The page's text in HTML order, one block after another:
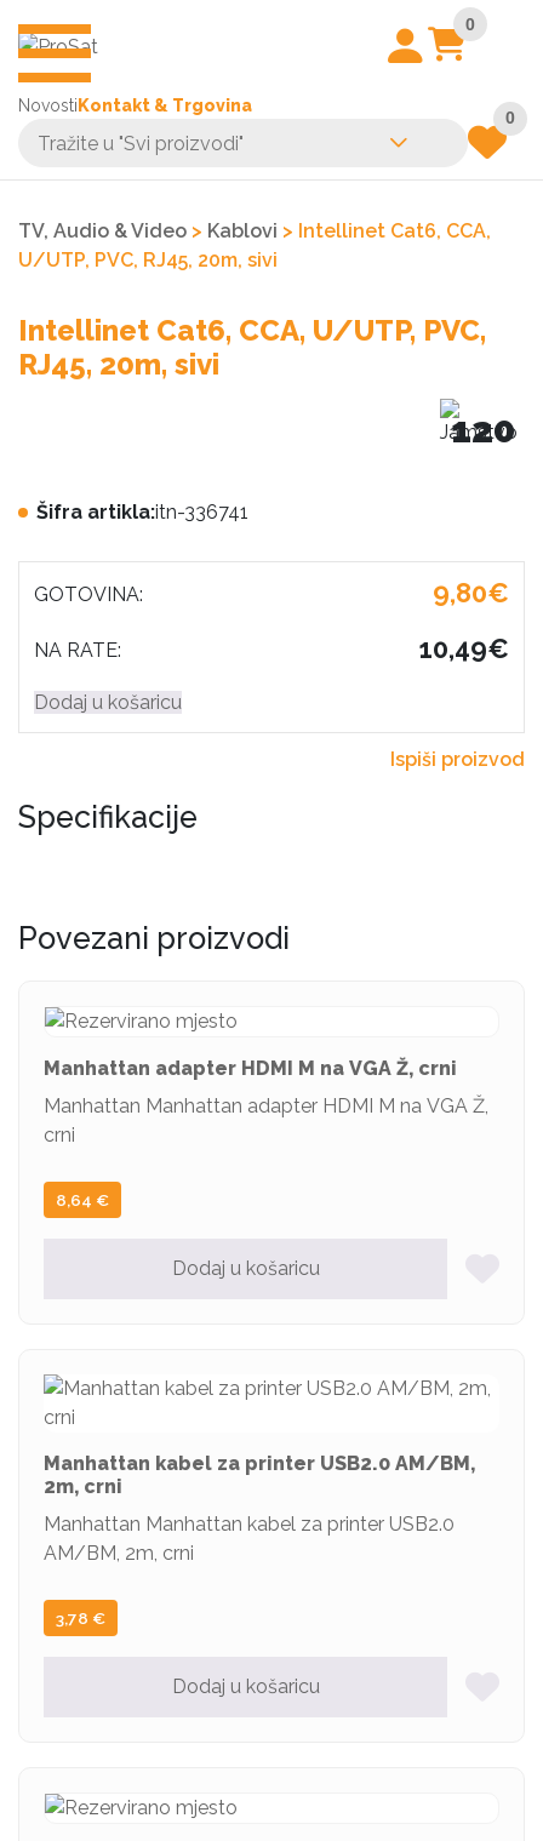
0
Novosti Kontakt & Trgovina
0
TV, Audio & Video > Kablovi > Intellinet Cat6, CCA,
U/UTP, PVC, RJ45, 20m, sivi
Intellinet Cat6, CCA, U/UTP, PVC,
RJ45, 20m, sivi
Šifra artikla:itn-336741
GOTOVINA: 9,80€
NA RATE: 10,49€
Dodaj u košaricu
Ispiši proizvod
Specifikacije
Povezani proizvodi
Manhattan adapter HDMI M na VGA Ž, crni
Manhattan Manhattan adapter HDMI M na VGA Ž,
crni
8,64 €
Dodaj u košaricu
Manhattan kabel za printer USB2.0 AM/BM,
2m, crni
Manhattan Manhattan kabel za printer USB2.0
AM/BM, 2m, crni
3,78 €
Dodaj u košaricu
120